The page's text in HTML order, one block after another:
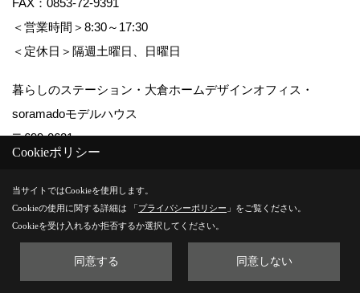
FAX：0853-72-9391
＜営業時間＞8:30～17:30
＜定休日＞隔週土曜日、日曜日
暮らしのステーション・大倉ホームデザインオフィス・
soramadoモデルハウス
〒699-0621
島根県出雲市斐川町富村167-4
TEL： 0853-72-9394
FAX：0853-72-9391
＜営業時間＞10:00～17:00
＜定休日＞不定休
Cookieポリシー
当サイトではCookieを使用します。
Cookieの使用に関する詳細は 「プライバシーポリシー 」をご覧ください。
Cookieを受け入れるか拒否するか選択してください。
同意する 同意しない